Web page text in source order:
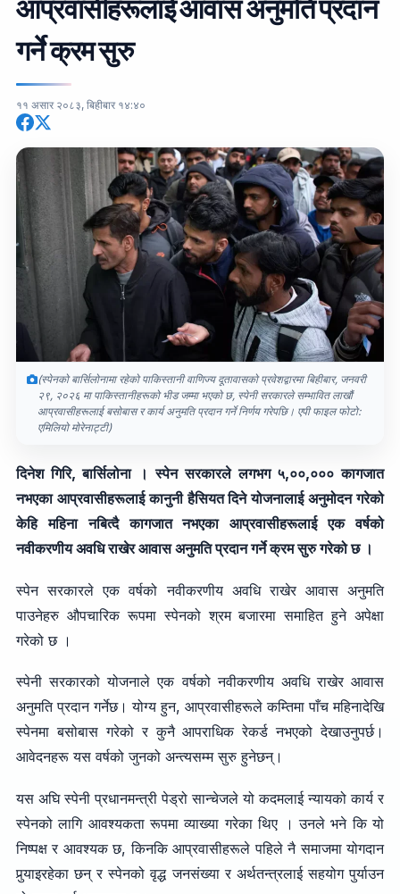
आप्रवासीहरूलाई आवास अनुमति प्रदान
गर्ने क्रम सुरु
११ असार २०८३, बिहीबार १४:४०
(स्पेनको बार्सिलोनामा रहेको पाकिस्तानी वाणिज्य दूतावासको प्रवेशद्वारमा बिहीबार, जनवरी
२९, २०२६ मा पाकिस्तानीहरूको भीड जम्मा भएको छ, स्पेनी सरकारले सम्भावित लाखौं
आप्रवासीहरूलाई बसोबास र कार्य अनुमति प्रदान गर्ने निर्णय गरेपछि। एपी फाइल फोटो:
एमिलियो मोरेनाट्टी)
दिनेश गिरि, बार्सिलोना । स्पेन सरकारले लगभग ५,००,००० कागजात
नभएका आप्रवासीहरूलाई कानुनी हैसियत दिने योजनालाई अनुमोदन गरेको
केहि महिना नबित्दै कागजात नभएका आप्रवासीहरूलाई एक वर्षको
नवीकरणीय अवधि राखेर आवास अनुमति प्रदान गर्ने क्रम सुरु गरेको छ ।
स्पेन सरकारले एक वर्षको नवीकरणीय अवधि राखेर आवास अनुमति
पाउनेहरु औपचारिक रूपमा स्पेनको श्रम बजारमा समाहित हुने अपेक्षा
गरेको छ ।
स्पेनी सरकारको योजनाले एक वर्षको नवीकरणीय अवधि राखेर आवास
अनुमति प्रदान गर्नेछ। योग्य हुन, आप्रवासीहरूले कम्तिमा पाँच महिनादेखि
स्पेनमा बसोबास गरेको र कुनै आपराधिक रेकर्ड नभएको देखाउनुपर्छ।
आवेदनहरू यस वर्षको जुनको अन्त्यसम्म सुरु हुनेछन्।
यस अघि स्पेनी प्रधानमन्त्री पेड्रो सान्चेजले यो कदमलाई न्यायको कार्य र
स्पेनको लागि आवश्यकता रूपमा व्याख्या गरेका थिए । उनले भने कि यो
निष्पक्ष र आवश्यक छ, किनकि आप्रवासीहरूले पहिले नै समाजमा योगदान
पुर्‍याइरहेका छन् र स्पेनको वृद्ध जनसंख्या र अर्थतन्त्रलाई सहयोग पुर्याउन